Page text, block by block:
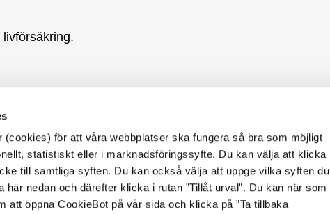
(cookies) för att våra webbplatser ska fungera så bra som möjligt
statistiskt eller i marknadsföringssyfte. Du kan välja att klicka
till samtliga syften. Du kan också välja att uppge vilka syften du
nedan och därefter klicka i rutan ”Tillåt urval”. Du kan när som
att öppna CookieBot på vår sida och klicka på ”Ta tillbaka
sociala medier! Kontaktuppgifter
E-post:hejahojen@sodertalje.se
Tel (Kontaktcenter): 08-523 010
00